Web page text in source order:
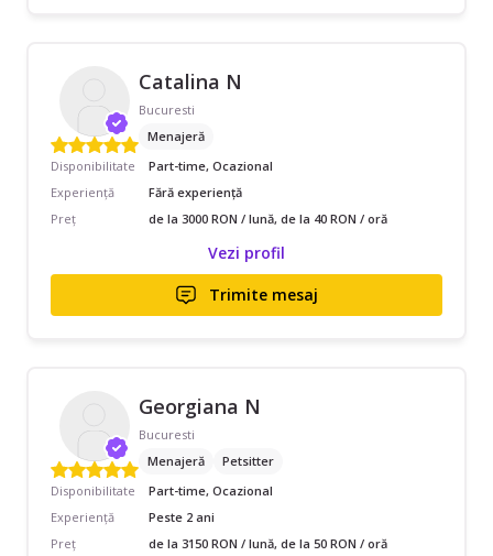
Catalina N
Bucuresti
Menajeră
Disponibilitate
Part-time, Ocazional
Experiență
Fără experiență
Preț
de la 3000 RON / lună, de la 40 RON / oră
Vezi profil
Trimite mesaj
Georgiana N
Bucuresti
Menajeră
Petsitter
Disponibilitate
Part-time, Ocazional
Experiență
Peste 2 ani
Preț
de la 3150 RON / lună, de la 50 RON / oră